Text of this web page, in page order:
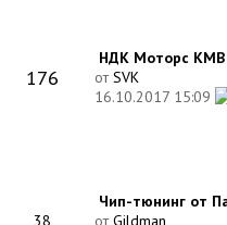
176
НДК Моторс КМВ
отSVK
16.10.2017 15:09
38
Чип-тюнинг от
отGjldman